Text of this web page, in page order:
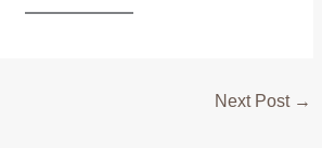
Next Post →